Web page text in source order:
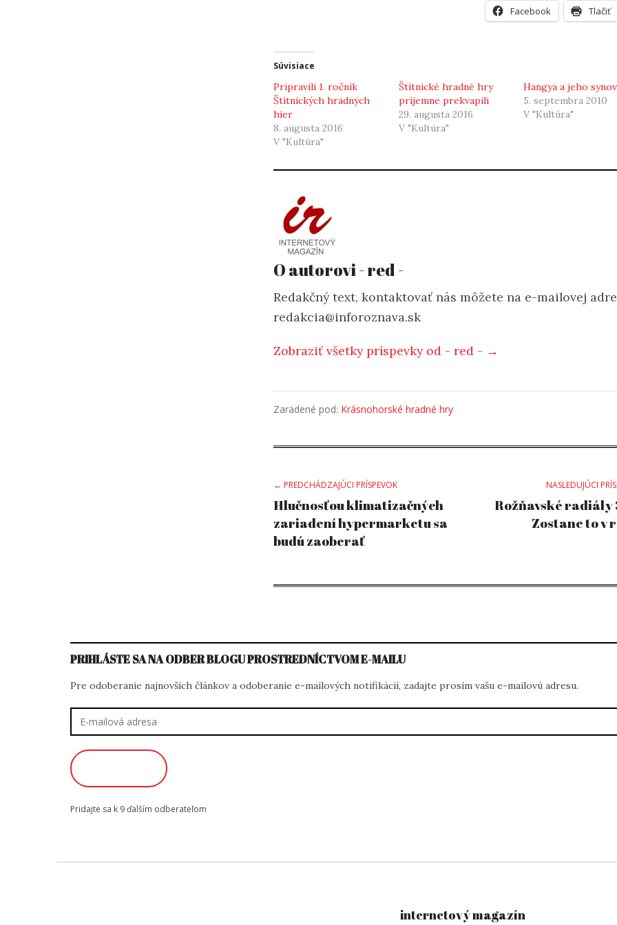
Facebook Tlačiť
Súvisiace
Pripravili 1. ročník
Štítnických hradných
hier
8. augusta 2016
V "Kultúra"
Štítnické hradné hry
príjemne prekvapili
29. augusta 2016
V "Kultúra"
Hangya a jeho
5. septembra 2010
V "Kultúra"
O autorovi - red -
Redakčný text, kontaktovať nás môžete na e-mailovej
redakcia@inforoznava.sk
Zobraziť všetky príspevky od - red - →
Zaradené pod: Krásnohorské hradné hry
Post
navigation
← PREDCHÁDZAJÚCI PRÍSPEVOK
Hlučnosťou klimatizačných
zariadení hypermarketu sa
budú zaoberať
NASLEDUJÚCI
Rožňavské radiály
Zostane to v
PRIHLÁSTE SA NA ODBER BLOGU PROSTREDNÍCTVOM E-MAILU
Pre odoberanie najnovších článkov a odoberanie e-mailových notifikácií, zadajte prosím vašu e-mailovú adresu.
Pridajte sa k 9 ďalším odberateľom
internetový magazín